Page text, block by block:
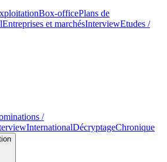
Box-officePlans de
Entreprises et marchésInterviewEtudes /
/
InternationalDécryptageChronique